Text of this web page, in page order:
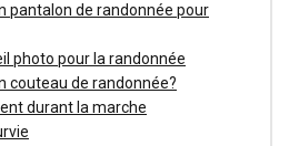
pantalon de randonnée pour
photo pour la randonnée
couteau de randonnée?
durant la marche